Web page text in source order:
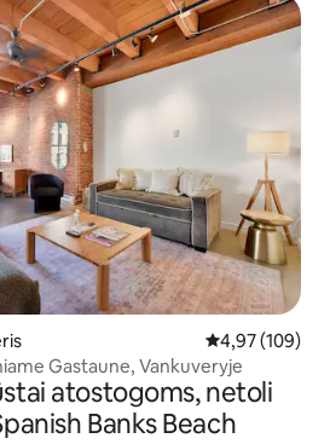
Vidutinis
4,97 (109)
Gastaune, Vankuveryje
atostogoms, netoli
Banks Beach